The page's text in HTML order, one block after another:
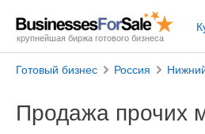
крупнейшая биржа готового бизнеса
Готовый бизнес Россия
Продажа прочих